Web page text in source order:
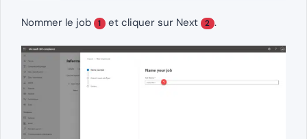
Nommer le job 1 et cliquer sur Next 2 .